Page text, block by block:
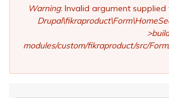
Warning: Invalid argument
modules/custom/fikraproduct/src/